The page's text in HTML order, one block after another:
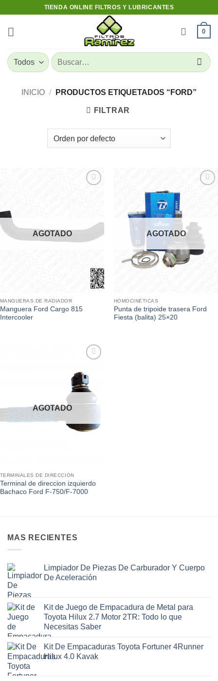
content
TIENDA ONLINE FILTROS Y LUBRICANTES
0
Buscar
por:
INICIO / PRODUCTOS ETIQUETADOS “FORD”
FILTRAR
AGOTADO
MANGUERAS DE RADIADOR
Manguera Ford Cargo 815
Intercooler
AGOTADO
HOMOCINÉTICAS
Punta de tripoide trasera Ford
Fiesta (balita) 25×20
wishlist
AGOTADO
TERMINALES DE DIRECCIÓN
Terminal de direccion izquierdo
Bachaco Ford F-750/F-7000
MAS RECIENTES
Limpiador De Piezas De Carburador Y Cuerpo
De Aceleración
Kit de Juego de Empacadura de Metal para
Toyota Hilux 2.7 Motor 2TR: Todo lo que
Necesitas Saber
Kit De Empacaduras Toyota Fortuner 4Runner
Hilux 4.0 Kavak